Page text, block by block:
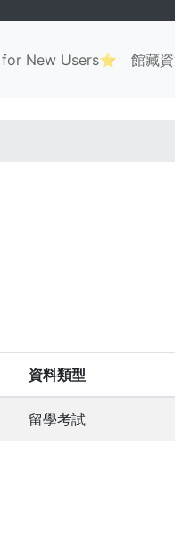
New Users⭐ 館藏
資料類型
留學考試